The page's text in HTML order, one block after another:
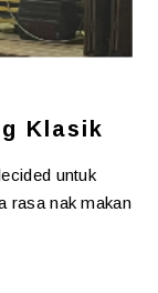
Klasik
untuk
rasa nak makan